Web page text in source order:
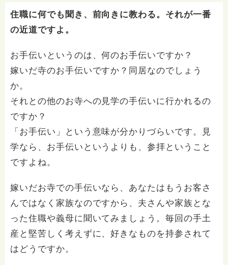
住職に何でも聞き、前向きに教わる。それが一番
の近道ですよ。
お手伝いというのは、何のお手伝いですか？
嫁いだ寺のお手伝いですか？同居なのでしょう
か。
それとの他のお寺への見学の手伝いに行かれるの
ですか？
「お手伝い」という意味が分かりづらいです。見
学なら、お手伝いというよりも、参拝ということ
ですよね。
嫁いだお寺での手伝いなら、あなたはもうお客さ
んではなく家族なのですから、夫さんや家族とな
った住職や義母に聞いてみましょう。毎回の手土
産と堅苦しく考えずに、好きなものを持参されて
はどうですか。